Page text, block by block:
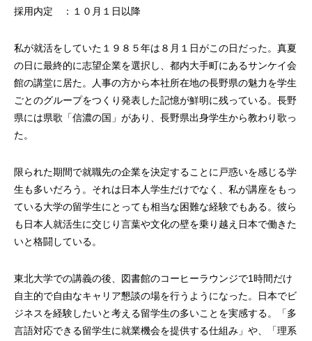
採用内定 ：１０月１日以降
私が就活をしていた１９８５年は８月１日がこの日だった。真夏
の日に最終的に志望企業を選択し、都内大手町にあるサンケイ会
館の講堂に居た。人事の方から本社所在地の長野県の魅力を学生
ごとのグループをつくり発表した記憶が鮮明に残っている。長野
県には県歌「信濃の国」があり、長野県出身学生から教わり歌っ
た。
限られた期間で就職先の企業を決定することに戸惑いを感じる学
生も多いだろう。それは日本人学生だけでなく、私が講座をもっ
ている大学の留学生にとっても相当な困難な経験でもある。彼ら
も日本人就活生に交じり言葉や文化の壁を乗り越え日本で働きた
いと格闘している。
東北大学での講義の後、図書館のコーヒーラウンジで1時間だけ
自主的で自由なキャリア懇談の場を行うようになった。日本でビ
ジネスを経験したいと考える留学生の多いことを実感する。「多
言語対応できる留学生に就業機会を提供する仕組み」や、「理系